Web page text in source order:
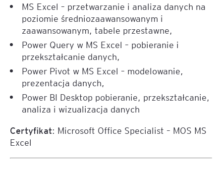
MS Excel – przetwarzanie i analiza danych na
poziomie średniozaawansowanym i
zaawansowanym, tabele przestawne,
Power Query w MS Excel – pobieranie i
przekształcanie danych,
Power Pivot w MS Excel – modelowanie,
prezentacja danych,
Power BI Desktop pobieranie, przekształcanie,
analiza i wizualizacja danych
Certyfikat: Microsoft Office Specialist – MOS MS
Excel